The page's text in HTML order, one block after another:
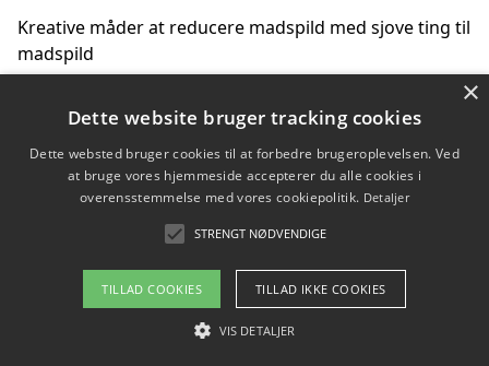
Kreative måder at reducere madspild med sjove ting til
madspild
Sjove måder at reducere madspild med aktiviteter for
Hvor finder jeg nemme måltidskasser i Vejle
Copyright 2026 - Pilanto Aps
Om / kontakt
Blog Betingelser
×
Dette website bruger tracking cookies
Dette websted bruger cookies til at forbedre brugeroplevelsen. Ved
at bruge vores hjemmeside accepterer du alle cookies i
overensstemmelse med vores cookiepolitik. Detaljer
STRENGT NØDVENDIGE
TILLAD COOKIES TILLAD IKKE COOKIES
VIS DETALJER